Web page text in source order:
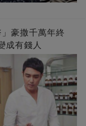
豪撒千萬年終
成有錢人